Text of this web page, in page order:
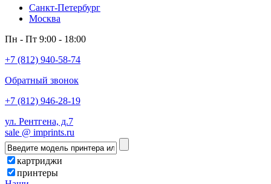
Санкт-Петербург
Москва
Пн - Пт 9:00 - 18:00
+7 (812) 940-58-74
Обратный звонок
+7 (812) 946-28-19
ул. Рентгена, д.7
sale @ imprints.ru
картриджи
принтеры